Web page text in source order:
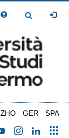
Toggle
ZHO GER SPA